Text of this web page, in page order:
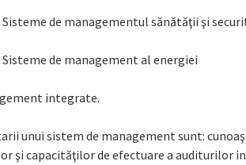
Sisteme de managementul sănătăţii şi
Sisteme de management al energiei
integrate.
unui sistem de management sunt:
şi capacităţilor de efectuare a auditurilor